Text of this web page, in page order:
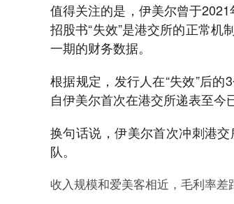
值得关注的是，伊美尔曾于
招股书“失效”是港交所的正常
一期的财务数据。
根据规定，发行人在“失效”后
自伊美尔首次在港交所递表至今
换句话说，伊美尔首次冲刺港
队。
收入规模和爱美客相近，毛利率差